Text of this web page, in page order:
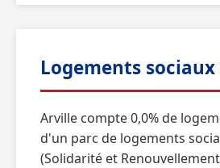
Logements
Arville compte 0,0% de
d'un parc de logements
(Solidarité et